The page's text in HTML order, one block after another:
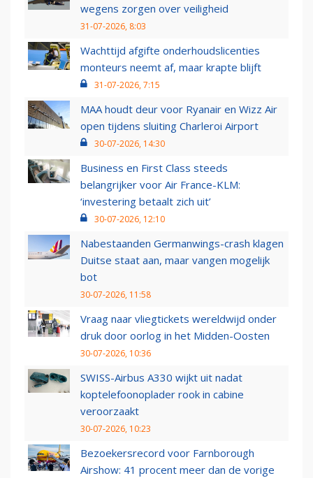
wegens zorgen over veiligheid
31-07-2026, 8:03
Wachttijd afgifte onderhoudslicenties
monteurs neemt af, maar krapte blijft
31-07-2026, 7:15
MAA houdt deur voor Ryanair en Wizz Air
open tijdens sluiting Charleroi Airport
30-07-2026, 14:30
Business en First Class steeds
belangrijker voor Air France-KLM:
‘investering betaalt zich uit’
30-07-2026, 12:10
Nabestaanden Germanwings-crash klagen
Duitse staat aan, maar vangen mogelijk
bot
30-07-2026, 11:58
Vraag naar vliegtickets wereldwijd onder
druk door oorlog in het Midden-Oosten
30-07-2026, 10:36
SWISS-Airbus A330 wijkt uit nadat
koptelefoonoplader rook in cabine
veroorzaakt
30-07-2026, 10:23
Bezoekersrecord voor Farnborough
Airshow: 41 procent meer dan de vorige